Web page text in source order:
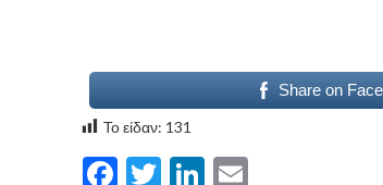
Share on
Το είδαν: 131
Facebook
TwitterLinkedIn